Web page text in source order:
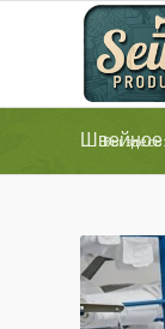
Швейное
Вы здесь: